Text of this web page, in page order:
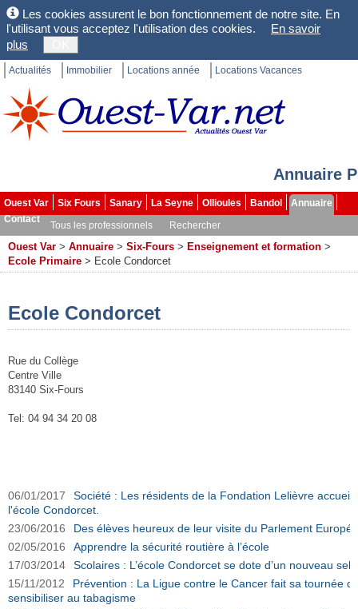
Les cookies assurent le bon fonctionnement de notre site. En
l'utilisant vous acceptez l'utilisation des cookies.
En savoir
plus
Actualités Immobilier Locations année Locations Vacances
Annuaire
Ouest Var Six Fours Sanary La Seyne Ollioules Bandol
Annuaire
Contact
Tous les professionnels Rechercher
Ouest Var > Annuaire > Six-Fours > Enseignement et formation >
Ecole Primaire > Ecole Condorcet
Ecole Condorcet
Rue du Collège
Centre Ville
83140 Six-Fours
Tel: 04 94 34 20 08
06/01/2017
Société : Les résidents de la Fondation Lelièvre
l'école Condorcet.
23/06/2016
Des élèves heureux de leur visite du Parlement
02/05/2016
Apprendre la sécurité routière à l’école
17/03/2014
Scolaires : L’école Condorcet se dote d’un nouveau self
15/11/2012
Prévention : La Ligue contre le Cancer fait sa tournée
sensibiliser au tabagisme